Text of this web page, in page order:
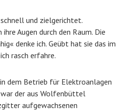
und zielgerichtet.
Augen durch den Raum. Die
denke ich. Geübt hat sie das im
rasch erfahre.
dem Betrieb für Elektroanlagen
der aus Wolfenbüttel
aufgewachsenen